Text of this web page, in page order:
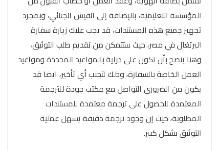
المؤسسة التعليمية، بالإضافة إلى الفيش الجنائي، وبمجرد
تجهيز جميع هذه المستندات، قد يجب عليك زيارة سفارة
البرتغال في مصر، حيث ستتمكن من تقديم طلب التوثيق،
وهنا ينصح بأن تكون على دراية بالمواعيد المحددة ومواعيد
العمل الخاصة بالسفارة، وذلك لتجنب أي تأخير، ايضا قد
يكون من الضروري التواصل مع مكتب جودة للترجمة
المعتمدة للحصول على ترجمة معتمدة للمستندات
المطلوبة، حيث إن وجود ترجمة دقيقة يسهل عملية
التوثيق بشكل كبير.